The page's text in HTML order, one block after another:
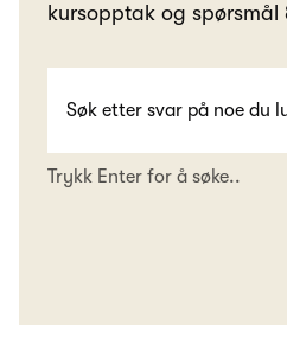
kursopptak og spørsmål
Trykk Enter for å søke..